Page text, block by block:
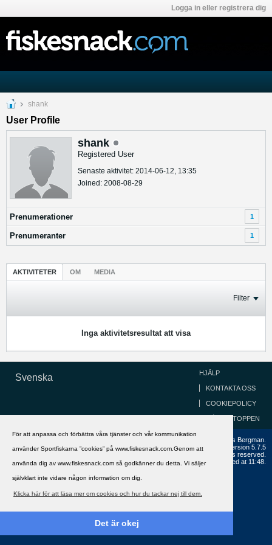
För att anpassa och förbättra våra tjänster och vår kommunikation
använder Sportfiskarna ”cookies” på www.fiskesnack.com.Genom att
använda dig av www.fiskesnack.com så godkänner du detta. Vi säljer
självklart inte vidare någon information om dig.
Klicka här för att läsa mer om cookies och hur du tackar nej till dem.
Det är okej
Logga in eller registrera dig
shank
User Profile
shank
Registered User
Senaste aktivitet: 2014-06-12, 13:35
Joined: 2008-08-29
Prenumerationer 1
Prenumeranter 1
AKTIVITETER OM MEDIA
Filter
Inga aktivitetsresultat att visa
Svenska HJÄLP
KONTAKTA OSS
COOKIEPOLICY
GÅ TILL TOPPEN
Copyright ©2002 - 2021, FiskeSnack.com. Grundad 2002 av Anders Bergman.
Powered byvBulletin®
Version 5.7.5
Copyright © 2026 MH Sub I, LLC dba vBulletin. All rights reserved.
All times are GMT+1. This page was generated at 11:48.